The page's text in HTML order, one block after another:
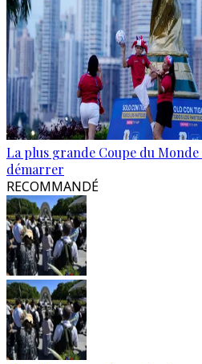
La plus grande Coupe du Monde
démarrer
RECOMMANDÉ